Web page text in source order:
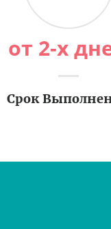
от 2-х
Срок